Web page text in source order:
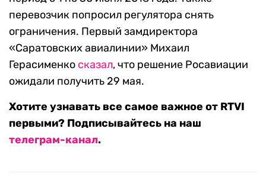
перевозчик попросил регулятора снять
ограничения. Первый замдиректора
«Саратовских авиалинии» Михаил
Герасименко сказал, что решение Росавиации
ожидали получить 29 мая.
Хотите узнавать все самое важное от RTVI
первыми? Подписывайтесь на наш
телеграм-канал.